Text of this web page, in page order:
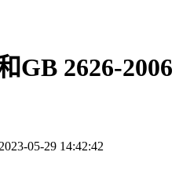
GB 2626-2006
05-29 14:42:42